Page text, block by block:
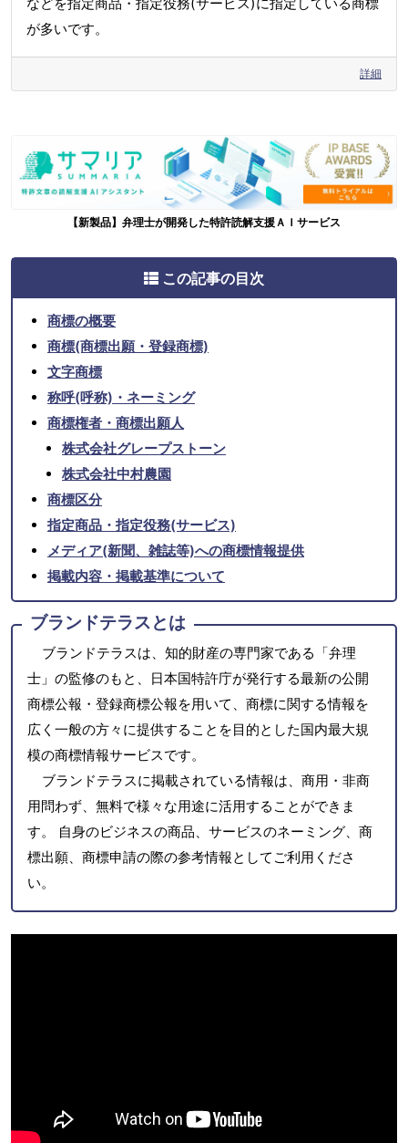
が多いです。
詳細
【新製品】弁理士が開発した特許読解支援ＡＩサービス
この記事の目次
商標の概要
商標(商標出願・登録商標)
文字商標
称呼(呼称)・ネーミング
商標権者・商標出願人
株式会社グレープストーン
株式会社中村農園
商標区分
指定商品・指定役務(サービス)
メディア(新聞、雑誌等)への商標情報提供
掲載内容・掲載基準について
ブランドテラスとは
ブランドテラスは、知的財産の専門家である「弁理
士」の監修のもと、日本国特許庁が発行する最新の公開
商標公報・登録商標公報を用いて、商標に関する情報を
広く一般の方々に提供することを目的とした国内最大規
模の商標情報サービスです。
ブランドテラスに掲載されている情報は、商用・非商
用問わず、無料で様々な用途に活用することができま
す。 自身のビジネスの商品、サービスのネーミング、商
標出願、商標申請の際の参考情報としてご利用くださ
い。